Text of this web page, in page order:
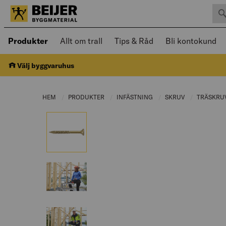
Produkter Öppnad meny kan navigeras med
Allt om trall Tips & Råd Bli kontokund
Välj byggvaruhus
HEM PRODUKTER CURRENT PAGE:
INFÄSTNING CURRENT PAGE:
SKRUV CURRENT